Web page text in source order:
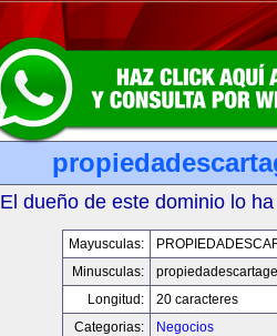
El dueño de este dominio lo
Mayusculas:
Minusculas:
Longitud:
20 caracteres
Categorias:
Negocios